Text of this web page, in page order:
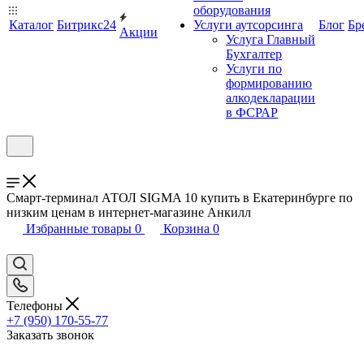
Каталог Битрикс24
Акции
оборудования
Услуги аутсорсинга
Услуга Главный
Бухгалтер
Услуги по
формированию
алкодекларации
в ФСРАР
Блог
Смарт-терминал АТОЛ SIGMA 10 купить в Екатеринбурге по
низким ценам в интернет-магазине Анкилл
Избранные товары 0 Корзина 0
Телефоны
+7 (950) 170-55-77
Заказать звонок